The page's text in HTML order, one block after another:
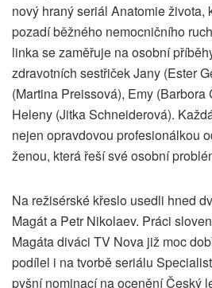
nový hraný seriál Anatomie života,
pozadí běžného nemocničního
linka se zaměřuje na osobní
zdravotních sestřiček Jany (Ester
(Martina Preissová), Emy (Barbora
Heleny (Jitka Schneiderová).
nejen opravdovou profesionálkou
ženou, která řeší své osobní
Na režisérské křeslo usedli hned
Magát a Petr Nikolaev. Práci
Magáta diváci TV Nova již moc
podílel i na tvorbě seriálu
pyšní nominací na ocenění Český